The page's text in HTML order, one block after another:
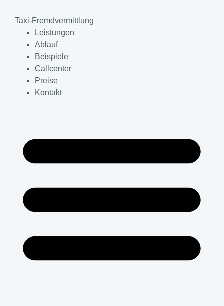
Taxi-Fremdvermittlung
Leistungen
Ablauf
Beispiele
Callcenter
Preise
Kontakt